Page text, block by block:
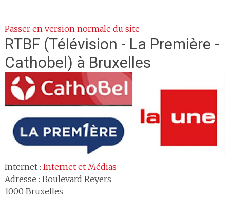
Passer en version normale du site
RTBF (Télévision - La Première -
Cathobel) à Bruxelles
Internet : Internet et Médias
Adresse : Boulevard Reyers
1000 Bruxelles